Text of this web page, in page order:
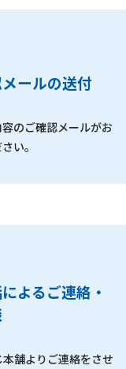
ールの送付
のご確認メールがお
い。
よるご連絡・
舗よりご連絡をさせ